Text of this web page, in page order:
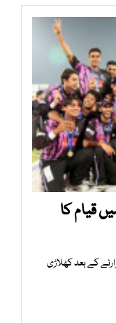
قیام کا
کے بعد کھلاڑی